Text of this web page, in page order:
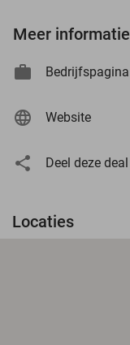
Meer informatie
Bedrijfspagina
Website
Deel deze deal
Locaties